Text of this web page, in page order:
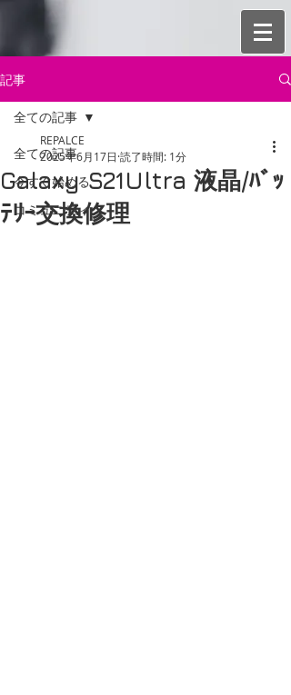
記事
全ての記事
今すぐ始める
コミュニティ
全ての記事
Galaxy S21Ultra 液晶/ﾊﾞｯ
ﾃﾘｰ交換修理
REPALCE
2025年6月17日 読了時間: 1分